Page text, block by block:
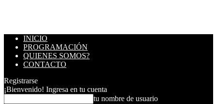
INICIO
PROGRAMACIÓN
QUIENES SOMOS?
CONTACTO
Registrarse
¡Bienvenido! Ingresa en tu cuenta
tu nombre de usuario